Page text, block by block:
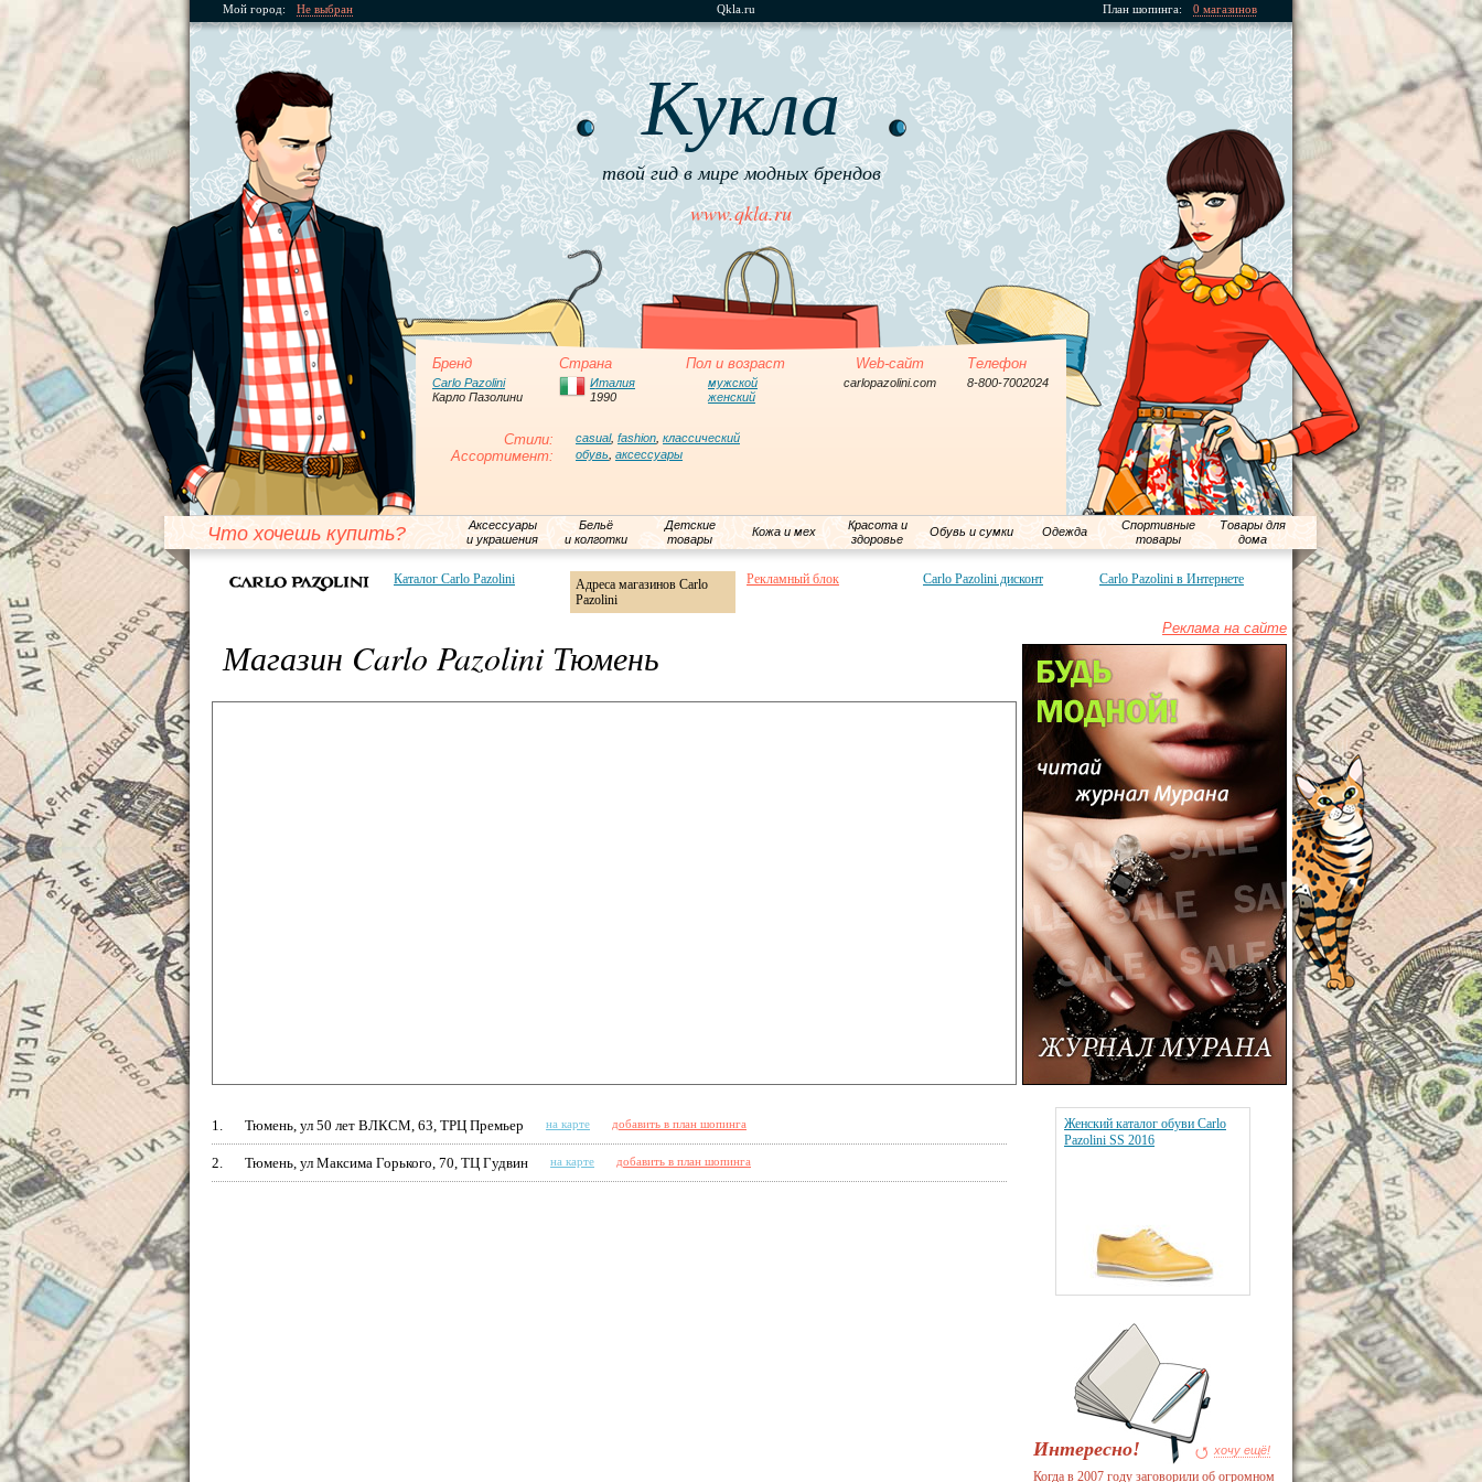
Мой город: Не выбран Qkla.ru План шопинга: 0 магазинов
Кукла
твой гид в мире модных брендов
www.qkla.ru
Бренд Страна Пол и возраст Web-сайт Телефон
Carlo Pazolini
Карло Пазолини
Италия
1990
мужской
женский
carlopazolini.com 8-800-7002024
Стили: casual, fashion классический
Ассортимент: обувь аксессуары
Что хочешь купить?
Аксессуары
и украшения
Бельё
и колготки
Детские
товары
Кожа и мех
Красота и
здоровье
Обувь и сумки Одежда
Спортивные
товары
Товары для
дома
Каталог Carlo Pazolini
Адреса магазинов Carlo
Pazolini
Рекламный блок Carlo Pazolini дисконт Carlo Pazolini в Интернете
Магазин Carlo Pazolini Тюмень
1. Тюмень, ул 50 лет ВЛКСМ, 63, ТРЦ Премьер на карте добавить в план шопинга
2. Тюмень, ул Максима Горького, 70, ТЦ Гудвин на карте добавить в план шопинга
Реклама на сайте
Женский каталог обуви Carlo
Pazolini SS 2016
Интересно! хочу ещё!
Когда в 2007 году заговорили об огромном